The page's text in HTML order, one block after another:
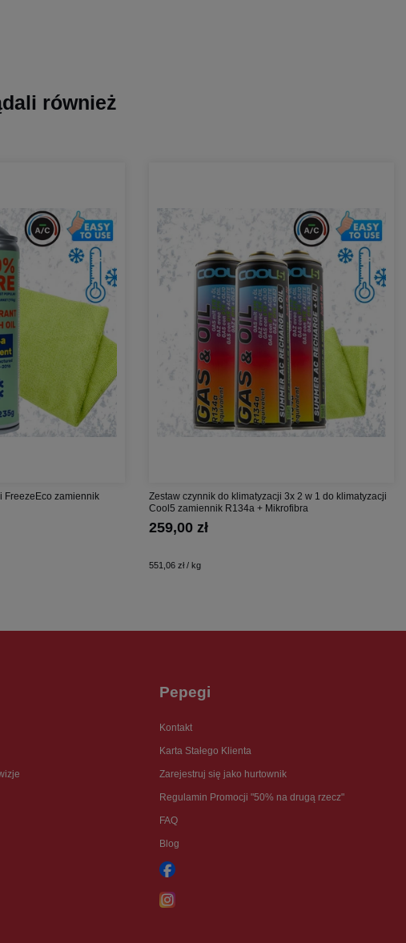
również
FreezeEco zamiennik
Zestaw czynnik do klimatyzacji 3x 2 w 1 do klimatyzacji
Cool5 zamiennik R134a + Mikrofibra
259,00 zł
551,06 zł / kg
Pepegi
Kontakt
Karta Stałego Klienta
Zarejestruj się jako hurtownik
Regulamin Promocji "50% na drugą rzecz"
FAQ
Blog